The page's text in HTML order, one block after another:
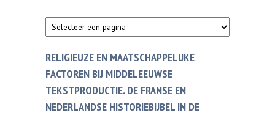
RELIGIEUZE EN MAATSCHAPPELIJKE
FACTOREN BIJ MIDDELEEUWSE
TEKSTPRODUCTIE. DE FRANSE EN
NEDERLANDSE HISTORIEBIJBEL IN DE